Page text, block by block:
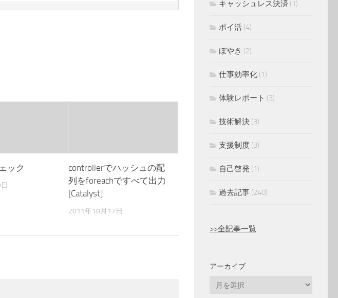
ック
controllerでハッシュの配
列をforeachですべて出力
[Catalyst]
2011年10月17日
キャッシュレス決済 (1)
ポイ活 (4)
ぼやき (2)
仕事効率化 (1)
体験レポート (3)
技術解決 (3)
支援制度 (3)
自己啓発 (1)
過去記事 (240)
>>全記事一覧
アーカイブ